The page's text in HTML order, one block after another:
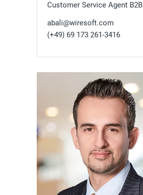
Customer Service Agent B2B
abali@wiresoft.com
(+49) 69 173 261-3416